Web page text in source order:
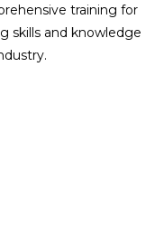
training for
skills and knowledge